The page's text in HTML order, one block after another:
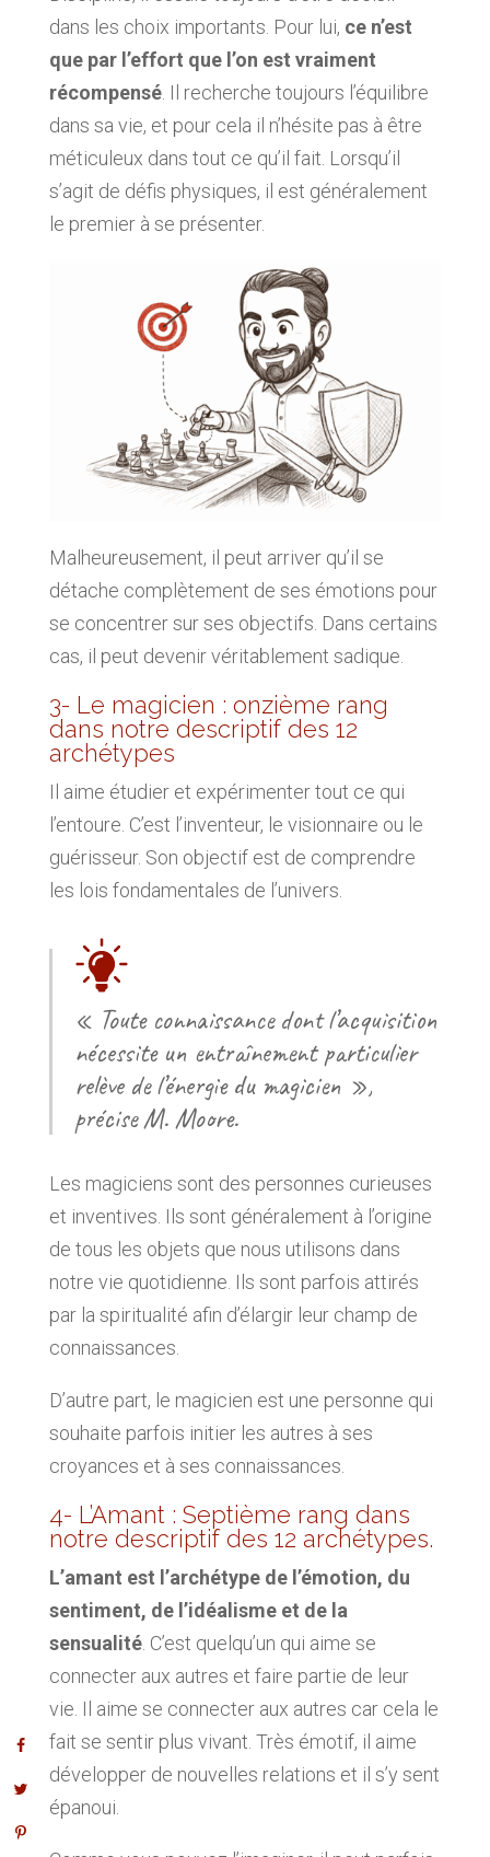
dans les choix importants. Pour lui, ce n’est
que par l’effort que l’on est vraiment
récompensé. Il recherche toujours l’équilibre
dans sa vie, et pour cela il n’hésite pas à être
méticuleux dans tout ce qu’il fait. Lorsqu’il
s’agit de défis physiques, il est généralement
le premier à se présenter.
Malheureusement, il peut arriver qu’il se
détache complètement de ses émotions pour
se concentrer sur ses objectifs. Dans certains
cas, il peut devenir véritablement sadique.
3- Le magicien : onzième rang
dans notre descriptif des 12
archétypes
Il aime étudier et expérimenter tout ce qui
l’entoure. C’est l’inventeur, le visionnaire ou le
guérisseur. Son objectif est de comprendre
les lois fondamentales de l’univers.
« Toute connaissance dont l’acquisition
nécessite un entraînement particulier
relève de l’énergie du magicien »,
précise M. Moore.
Les magiciens sont des personnes curieuses
et inventives. Ils sont généralement à l’origine
de tous les objets que nous utilisons dans
notre vie quotidienne. Ils sont parfois attirés
par la spiritualité afin d’élargir leur champ de
connaissances.
D’autre part, le magicien est une personne qui
souhaite parfois initier les autres à ses
croyances et à ses connaissances.
4- L’Amant : Septième rang dans
notre descriptif des 12 archétypes.
L’amant est l’archétype de l’émotion, du
sentiment, de l’idéalisme et de la
sensualité. C’est quelqu’un qui aime se
connecter aux autres et faire partie de leur
vie. Il aime se connecter aux autres car cela le
fait se sentir plus vivant. Très émotif, il aime
développer de nouvelles relations et il s’y sent
épanoui.